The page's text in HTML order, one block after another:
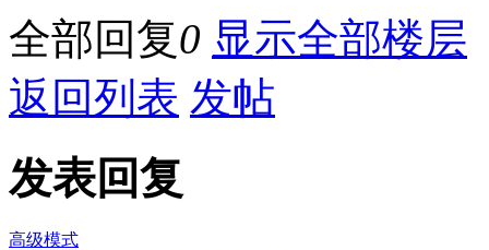
全部回复0 显示全部楼层
返回列表 发帖
发表回复
高级模式